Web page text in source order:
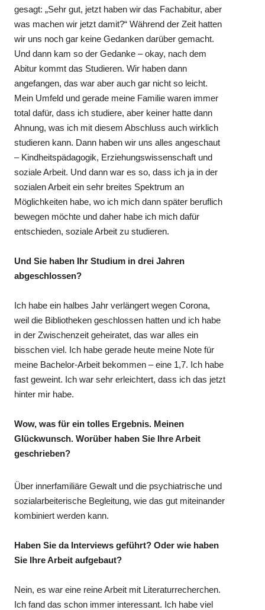
gesagt: „Sehr gut, jetzt haben wir das Fachabitur, aber
was machen wir jetzt damit?“ Während der Zeit hatten
wir uns noch gar keine Gedanken darüber gemacht.
Und dann kam so der Gedanke – okay, nach dem
Abitur kommt das Studieren. Wir haben dann
angefangen, das war aber auch gar nicht so leicht.
Mein Umfeld und gerade meine Familie waren immer
total dafür, dass ich studiere, aber keiner hatte dann
Ahnung, was ich mit diesem Abschluss auch wirklich
studieren kann. Dann haben wir uns alles angeschaut
– Kindheitspädagogik, Erziehungswissenschaft und
soziale Arbeit. Und dann war es so, dass ich ja in der
sozialen Arbeit ein sehr breites Spektrum an
Möglichkeiten habe, wo ich mich dann später beruflich
bewegen möchte und daher habe ich mich dafür
entschieden, soziale Arbeit zu studieren.
Und Sie haben Ihr Studium in drei Jahren
abgeschlossen?
Ich habe ein halbes Jahr verlängert wegen Corona,
weil die Bibliotheken geschlossen hatten und ich habe
in der Zwischenzeit geheiratet, das war alles ein
bisschen viel. Ich habe gerade heute meine Note für
meine Bachelor-Arbeit bekommen – eine 1,7. Ich habe
fast geweint. Ich war sehr erleichtert, dass ich das jetzt
hinter mir habe.
Wow, was für ein tolles Ergebnis. Meinen
Glückwunsch. Worüber haben Sie Ihre Arbeit
geschrieben?
Über innerfamiliäre Gewalt und die psychiatrische und
sozialarbeiterische Begleitung, wie das gut miteinander
kombiniert werden kann.
Haben Sie da Interviews geführt? Oder wie haben
Sie Ihre Arbeit aufgebaut?
Nein, es war eine reine Arbeit mit Literaturrecherchen.
Ich fand das schon immer interessant. Ich habe viel